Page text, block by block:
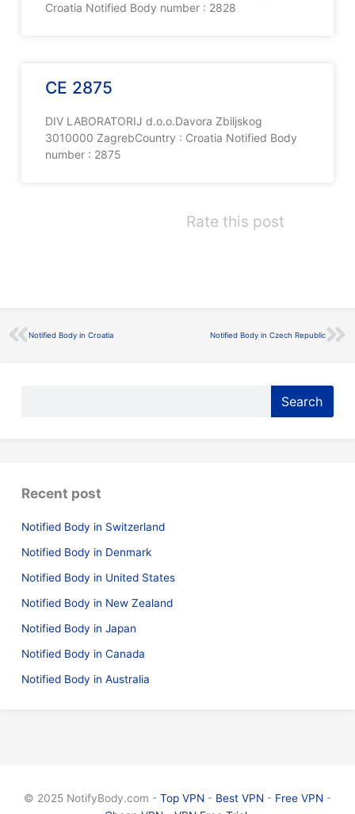
Croatia Notified Body number : 2828
CE 2875
DIV LABORATORIJ d.o.o.Davora Zbiljskog
3010000 ZagrebCountry : Croatia Notified Body
number : 2875
Rate this post
Prev
Notified Body in Croatia Notified Body in Czech Republic
Search
Recent post
Notified Body in Switzerland
Notified Body in Denmark
Notified Body in United States
Notified Body in New Zealand
Notified Body in Japan
Notified Body in Canada
Notified Body in Australia
© 2025 NotifyBody.com - Top VPN - Best VPN - Free VPN -